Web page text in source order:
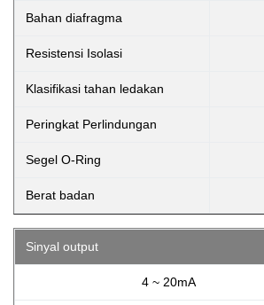
Bahan diafragma
Resistensi Isolasi
Klasifikasi tahan ledakan
Peringkat Perlindungan
Segel O-Ring
Berat badan
Sinyal output
4 ~ 20mA